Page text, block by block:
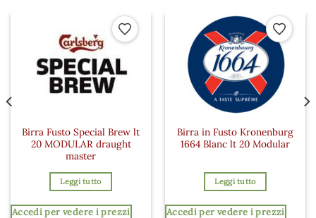
Aggiungi ai preferiti
Birra Fusto Special Brew lt
20 MODULAR draught
master
Leggi tutto
Accedi per vedere i prezzi
Birra in Fusto Kronenburg
1664 Blanc lt 20 Modular
Leggi tutto
Accedi per vedere i prezzi